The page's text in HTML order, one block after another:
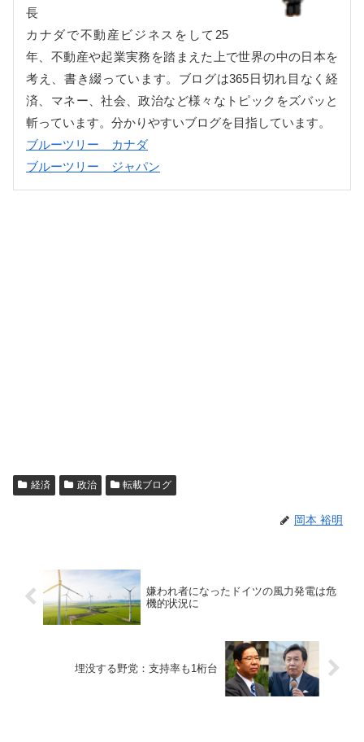
長
カナダで不動産ビジネスをして25
年、不動産や起業実務を踏まえた上で世界の中の日本を
考え、書き綴っています。ブログは365日切れ目なく経
済、マネー、社会、政治など様々なトピックをズバッと
斬っています。分かりやすいブログを目指しています。
ブルーツリー カナダ
ブルーツリー ジャパン
経済 政治 転載ブログ
岡本 裕明
嫌われ者になったドイツの風力発電は危
機的状況に
埋没する野党：支持率も1桁台